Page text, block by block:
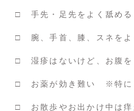
□ 手先・足先をよく舐める
□ 腕、手首、膝、スネをよ
□ 湿疹はないけど、お腹を
□ お薬が効き難い ※特に
□ お散歩やお出かけ中は痒